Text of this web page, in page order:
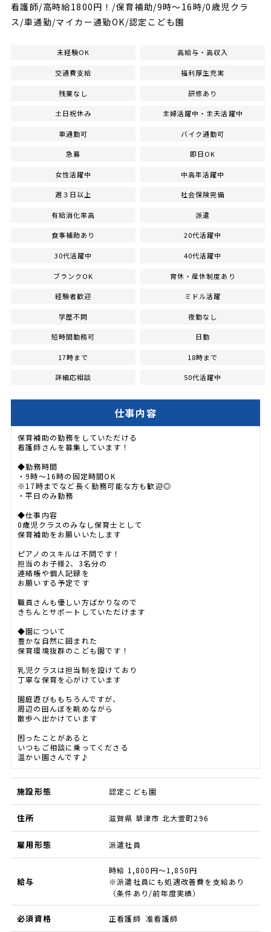
看護師/高時給1800円！/保育補助/9時～16時/0歳児クラ
ス/車通勤/マイカー通勤OK/認定こども園
未経験OK 高給与・高収入
交通費支給 福利厚生充実
残業なし 研修あり
土日祝休み 主婦活躍中・主夫活躍中
車通勤可 バイク通勤可
急募 即日OK
女性活躍中 中高年活躍中
週３日以上 社会保険完備
有給消化率高 派遣
食事補助あり 20代活躍中
30代活躍中 40代活躍中
ブランクOK 育休・産休制度あり
経験者歓迎 ミドル活躍
学歴不問 夜勤なし
短時間勤務可 日勤
17時まで 18時まで
詳細応相談 50代活躍中
仕事内容
保育補助の勤務をしていただける
看護師さんを募集しています！
◆勤務時間
・9時～16時の固定時間OK
※17時までなど長く勤務可能な方も歓迎◎
・平日のみ勤務
◆仕事内容
0歳児クラスのみなし保育士として
保育補助をお願いいたします
ピアノのスキルは不問です！
担当のお子様2、3名分の
連絡帳や個人記録を
お願いする予定です
職員さんも優しい方ばかりなので
きちんとサポートしていただけます
◆園について
豊かな自然に囲まれた
保育環境抜群のこども園です！
乳児クラスは担当制を設けており
丁寧な保育を心がけています
園庭遊びももちろんですが、
周辺の田んぼを眺めながら
散歩へ出かけています
困ったことがあると
いつもご相談に乗ってくださる
温かい園さんです♪
施設形態 認定こども園
住所 滋賀県 草津市 北大萱町296
雇用形態 派遣社員
給与
時給 1,800円～1,850円
※派遣社員にも処遇改善費を支給あり
（条件あり/前年度実績）
必須資格 正看護師 准看護師